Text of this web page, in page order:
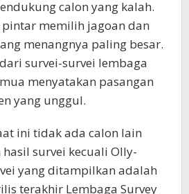
calon yang kalah.
memilih jagoan dan
menangnya paling besar.
survei-survei lembaga
menyatakan pasangan
yang unggul.
ini tidak ada calon lain
survei kecuali Olly-
yang ditampilkan adalah
terakhir Lembaga Survey